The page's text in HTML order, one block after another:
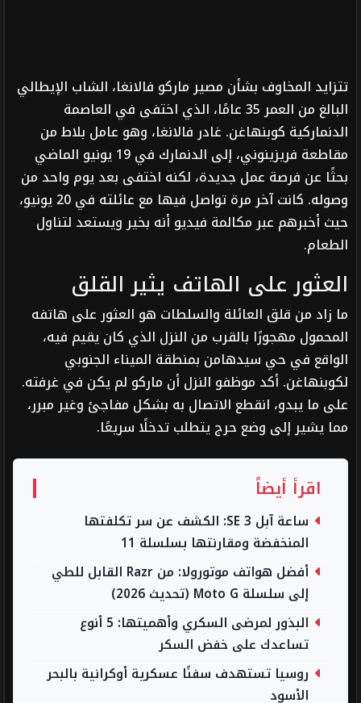
تتزايد المخاوف بشأن مصير ماركو فالانغا، الشاب الإيطالي
البالغ من العمر 35 عامًا، الذي اختفى في العاصمة
الدنماركية كوبنهاغن. غادر فالانغا، وهو عامل بلاط من
مقاطعة فريزينوني، إلى الدنمارك في 19 يونيو الماضي
بحثًا عن فرصة عمل جديدة، لكنه اختفى بعد يوم واحد من
وصوله. كانت آخر مرة تواصل فيها مع عائلته في 20 يونيو،
حيث أخبرهم عبر مكالمة فيديو أنه بخير ويستعد لتناول
الطعام.
العثور على الهاتف يثير القلق
ما زاد من قلق العائلة والسلطات هو العثور على هاتفه
المحمول مهجورًا بالقرب من النزل الذي كان يقيم فيه،
الواقع في حي سيدهامن بمنطقة الميناء الجنوبي
لكوبنهاغن. أكد موظفو النزل أن ماركو لم يكن في غرفته.
على ما يبدو، انقطع الاتصال به بشكل مفاجئ وغير مبرر،
مما يشير إلى وضع حرج يتطلب تدخلًا سريعًا.
اقرأ أيضاً
ساعة آبل SE 3: الكشف عن سر تكلفتها
المنخفضة ومقارنتها بسلسلة 11
أفضل هواتف موتورولا: من Razr القابل للطي
إلى سلسلة Moto G (تحديث 2026)
البذور لمرضى السكري وأهميتها: 5 أنوع
تساعدك على خفض السكر
روسيا تستهدف سفنًا عسكرية أوكرانية بالبحر
الأسود